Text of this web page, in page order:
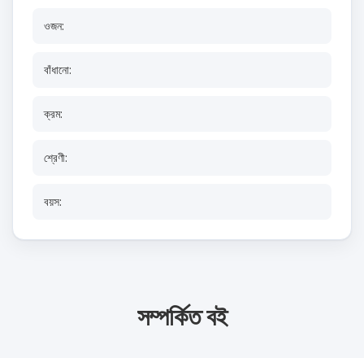
ওজন:
বাঁধানো:
ক্রম:
শ্রেণী:
বয়স:
সম্পর্কিত বই